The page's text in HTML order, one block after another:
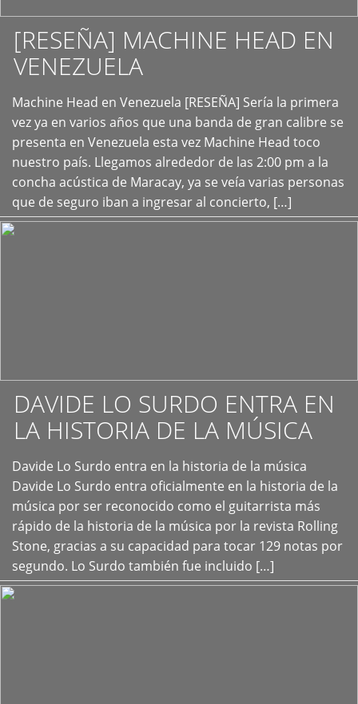
[RESEÑA] MACHINE HEAD EN
VENEZUELA
Machine Head en Venezuela [RESEÑA] Sería la primera
vez ya en varios años que una banda de gran calibre se
presenta en Venezuela esta vez Machine Head toco
nuestro país. Llegamos alrededor de las 2:00 pm a la
concha acústica de Maracay, ya se veía varias personas
que de seguro iban a ingresar al concierto, […]
+
DAVIDE LO SURDO ENTRA EN
LA HISTORIA DE LA MÚSICA
Davide Lo Surdo entra en la historia de la música
Davide Lo Surdo entra oficialmente en la historia de la
música por ser reconocido como el guitarrista más
rápido de la historia de la música por la revista Rolling
Stone, gracias a su capacidad para tocar 129 notas por
segundo. Lo Surdo también fue incluido […]
+